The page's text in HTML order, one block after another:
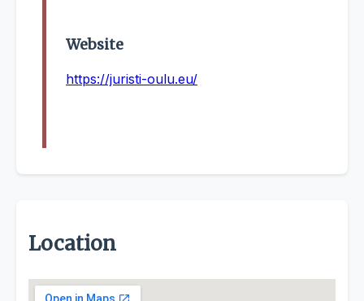
Website
https://juristi-oulu.eu/
Location